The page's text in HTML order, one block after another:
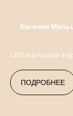
Евгения
CEO and Founder в
ПОДРОБНЕЕ